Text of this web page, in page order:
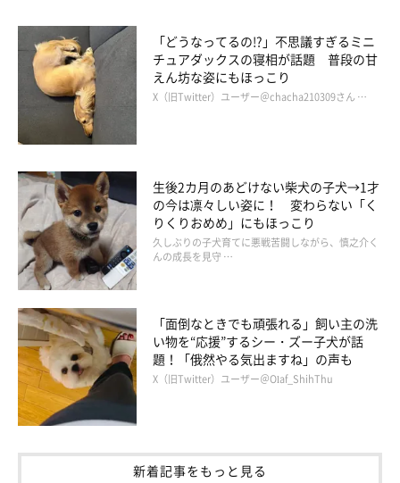
まいにちのいぬ・ねこのきもちアプリ
これは、愛犬家の皆さんも思われている方が多いのではないでし
ょうか。人間同士では、どんなに仲が良くても、ケンカをして疎
遠になってしまったり、仕事の都合で離ればなれになってしまっ
たりがあるかと思います。しかし犬は、どんなことがあっても離
れず、ずっと一緒。
落ち込んでいる時や風邪で寝込んでいる時に、そっと慰めるよう
に顔をペロペロしてくれる「物言わぬ優しさ」に励まされた方も
多いのではないでしょうか。飼い主様に忠誠心を誓うことは、ア
メリカでも同じようですね。
「どうなってるの!?」不思議すぎるミニ
チュアダックスの寝相が話題 普段の甘
えん坊な姿にもほっこり
X（旧Twitter）ユーザー＠chacha210309さん …
生後2カ月のあどけない柴犬の子犬→1才
の今は凛々しい姿に！ 変わらない「く
りくりおめめ」にもほっこり
久しぶりの子犬育てに悪戦苦闘しながら、慎之介く
んの成長を見守 …
「面倒なときでも頑張れる」飼い主の洗
い物を“応援”するシー・ズー子犬が話
題！「俄然やる気出ますね」の声も
X（旧Twitter）ユーザー＠Olaf_ShihThu
新着記事をもっと見る